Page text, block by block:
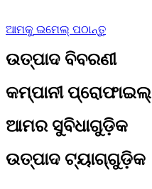
ଆମକୁ ଇମେଲ୍ ପଠାନ୍ତୁ
ଉତ୍ପାଦ ବିବରଣୀ
କମ୍ପାନୀ ପ୍ରୋଫାଇଲ୍
ଆମର ସୁବିଧାଗୁଡ଼ିକ
ଉତ୍ପାଦ ଟ୍ୟାଗ୍‌ଗୁଡ଼ିକ